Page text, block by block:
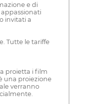
e di
invitati a
Tutte le tariffe
proietta i film
una proiezione
verranno